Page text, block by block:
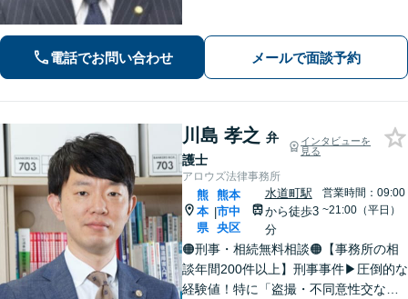
受付可】【休日・夜間相談可】
電話でお問い合わせ メールで面談予約
川島 孝之 弁
護士
インタビューを
見る
アロウズ法律事務所
熊
本
県
|
熊本
市中
央区
水道町駅
から徒歩3
分
営業時間：09:00
~21:00（平日）
🟠刑事・相続無料相談🟠【事務所の相
談年間200件以上】刑事事件▶︎圧倒的な
経験値！特に「盗撮・不同意性交など